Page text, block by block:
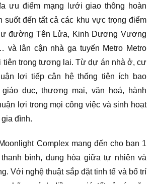
ưu điểm mạng lưới giao thông hoàn
suốt đến tất cả các khu vực trọng điểm
đường Tên Lửa, Kinh Dương Vương
và lân cận nhà ga tuyến Metro Metro
tiên trong tương lai. Từ dự án nhà ở, cư
lợi tiếp cận hệ thống tiện ích bao
dục, thương mại, văn hoá, hành
lợi trong mọi công việc và sinh hoạt
đình.
Complex mang đến cho bạn 1
bình, dung hòa giữa tự nhiên và
Với nghệ thuật sắp đặt tinh tế và bố trí